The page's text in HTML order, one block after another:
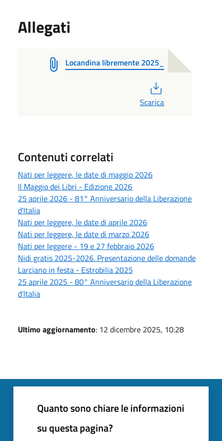
Allegati
Locandina libremente 2025_
Scarica
Contenuti correlati
Nati per leggere, le date di maggio 2026
Il Maggio dei Libri - Edizione 2026
25 aprile 2026 - 81° Anniversario della Liberazione
d'Italia
Nati per leggere, le date di aprile 2026
Nati per leggere, le date di marzo 2026
Nati per leggere - 19 e 27 febbraio 2026
Nidi gratis 2025-2026. Presentazione delle domande
Larciano in festa - Estrobilia 2025
25 aprile 2025 - 80° Anniversario della Liberazione
d'Italia
Ultimo aggiornamento: 12 dicembre 2025, 10:28
Quanto sono chiare le informazioni
su questa pagina?